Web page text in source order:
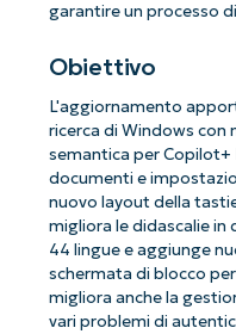
garantire un processo
Obiettivo
L'aggiornamento
ricerca di Windows con
semantica per Copilot+
documenti e
nuovo layout della
migliora le didascalie
44 lingue e aggiunge
schermata di blocco
migliora anche la
vari problemi di